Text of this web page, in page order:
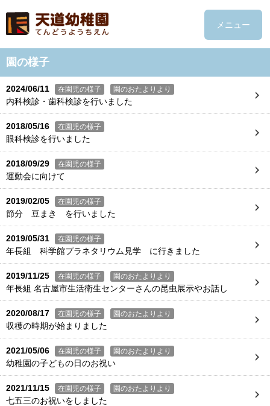
メニュー
園の様子
2024/06/11 在園児の様子 園のおたよりより
内科検診・歯科検診を行いました
2018/05/16 在園児の様子
眼科検診を行いました
2018/09/29 在園児の様子
運動会に向けて
2019/02/05 在園児の様子
節分 豆まき を行いました
2019/05/31 在園児の様子
年長組 科学館プラネタリウム見学 に行きました
2019/11/25 在園児の様子 園のおたよりより
年長組 名古屋市生活衛生センターさんの昆虫展示やお話し
2020/08/17 在園児の様子 園のおたよりより
収穫の時期が始まりました
2021/05/06 在園児の様子 園のおたよりより
幼稚園の子どもの日のお祝い
2021/11/15 在園児の様子 園のおたよりより
七五三のお祝いをしました